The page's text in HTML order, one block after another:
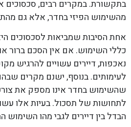
בתקשורת. במקרים רבים, סכסוכים
מהשימוש הפיזי בחדר, אלא גם
אחת הסיבות שמביאות לסכסוכים
כללי השימוש. אם אין הסכם ברור
נאכפות, דיירים עשויים להרגיש
לעימותים. בנוסף, ישנם מקרים
שהשימוש בחדר אינו מספק את
לתחושות של תסכול. בעיות אלו
הבדל בין דיירים לגבי מהו השימוש